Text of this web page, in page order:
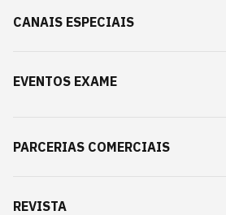
CANAIS ESPECIAIS
EVENTOS EXAME
PARCERIAS COMERCIAIS
REVISTA